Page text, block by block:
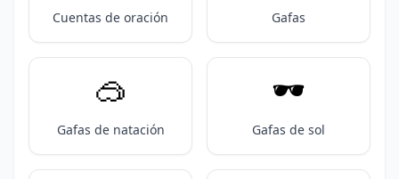
Cuentas de oración Gafas
🥽
Gafas de natación
🕶️
Gafas de sol